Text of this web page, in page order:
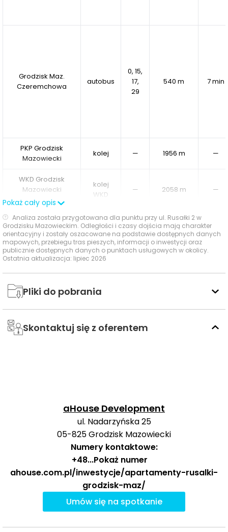
Grodzisk Maz.
Czeremchowa
autobus
0, 15,
17,
29
540 m 7 min
PKP Grodzisk
Mazowiecki
kolej — 1956 m —
WKD Grodzisk
Mazowiecki
Radońska
kolej
WKD
— 2058 m —
Ocena Tabelaofert:Codzienny dojazd jest praktyczny
dzięki pobliskim przystankom autobusowym, ale brak
stacji kolejowej w promieniu 1000 m wyraźnie ogranicza
atrakcyjność komunikacyjną lokalizacji.
Ważne miejsca w okolicy: edukacja, sport,
zakupy i rozrywka
W najbliższym otoczeniu inwestycji na uwagę zasługują
Przedszkole nr 6 /
Żłobek nr 1
699 m
Tęczowy Domek 724 m
Społeczne Liceum
Ogólnokształcące
nr 5 STO
2315 m
Pokaż cały opis
Analiza została przygotowana dla punktu przy ul. Rusałki 2 w
Grodzisku Mazowieckim. Odległości i czasy dojścia mają charakter
orientacyjny i zostały oszacowane na podstawie dostępnych danych
mapowych, przebiegu tras pieszych, informacji o inwestycji oraz
publicznie dostępnych danych o punktach usługowych w okolicy.
Ostatnia aktualizacja: lipiec 2026
Pliki do pobrania
Skontaktuj się z oferentem
aHouse Development
ul. Nadarzyńska 25
05-825Grodzisk Mazowiecki
Numery kontaktowe:
+48...Pokaż numer
ahouse.com.pl/inwestycje/apartamenty-rusalki-
grodzisk-maz/
Umów się na spotkanie